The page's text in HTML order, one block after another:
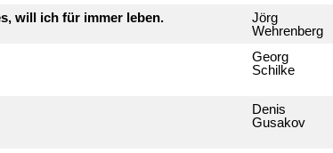
will ich für immer leben.
Jörg
Wehrenberg
Georg
Schilke
Denis
Gusakov